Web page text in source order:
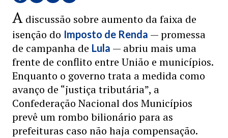
A discussão sobre aumento da faixa de
isenção do Imposto de Renda — promessa
de campanha de Lula — abriu mais uma
frente de conflito entre União e municípios.
Enquanto o governo trata a medida como
avanço de “justiça tributária”, a
Confederação Nacional dos Municípios
prevê um rombo bilionário para as
prefeituras caso não haja compensação.